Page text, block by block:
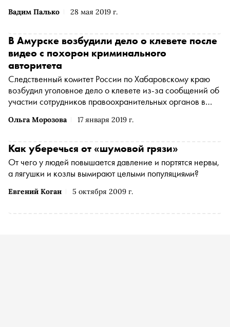
Вадим Палько 28 мая 2019 г.
чиновников, пишет «Коммерсантъ»
Ольга Морозова 17 января 2019 г.
В Амурске возбудили дело о клевете после
видео с похорон криминального
авторитета
Следственный комитет России по Хабаровскому краю
возбудил уголовное дело о клевете из-за сообщений об
участии сотрудников правоохранительных органов в
Евгений Коган 5 октября 2009 г.
Как уберечься от «шумовой грязи»
От чего у людей повышается давление и портятся нервы,
а лягушки и козлы вымирают целыми популяциями?